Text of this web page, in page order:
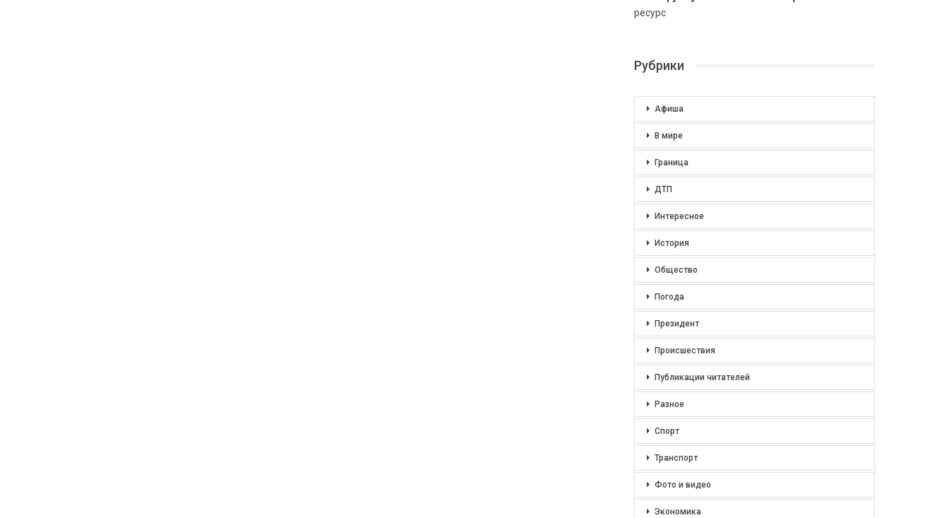
ресурс
Рубрики
Афиша
В мире
Граница
ДТП
Интересное
История
Общество
Погода
Президент
Происшествия
Публикации читателей
Разное
Спорт
Транспорт
Фото и видео
Экономика